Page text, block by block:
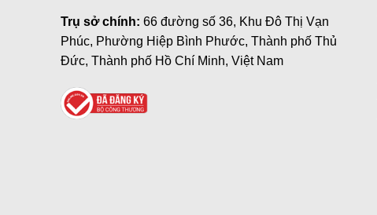
Trụ sở chính: 66 đường số 36, Khu Đô Thị Vạn
Phúc, Phường Hiệp Bình Phước, Thành phố Thủ
Đức, Thành phố Hồ Chí Minh, Việt Nam